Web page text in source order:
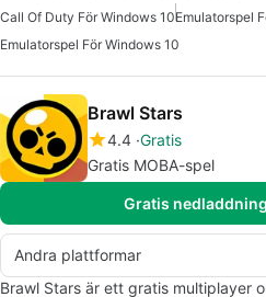
Call Of Duty För Windows 10Emulatorspel
Emulatorspel För Windows 10
Brawl Stars
4.4 Gratis
Gratis MOBA-spel
Gratis
Andra plattformar
Brawl Stars är ett gratis multiplayer